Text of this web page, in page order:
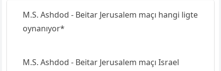
M.S. Ashdod - Beitar Jerusalem maçı hangi ligte
oynanıyor*
M.S. Ashdod - Beitar Jerusalem maçı Israel